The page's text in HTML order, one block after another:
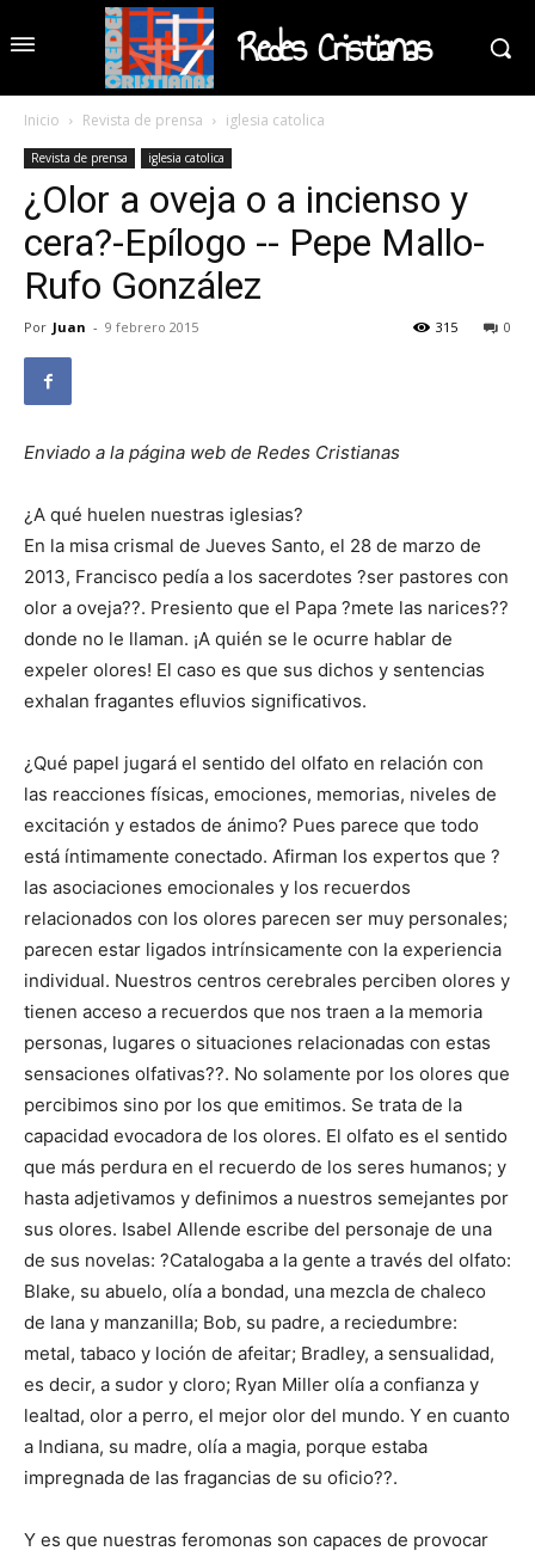
Redes Cristianas
Inicio Revista de prensa iglesia catolica
Revista de prensa iglesia catolica
¿Olor a oveja o a incienso y
cera?-Epílogo -- Pepe Mallo-
Rufo González
Por Juan - 9 febrero 2015 0
315
Enviado a la página web de Redes Cristianas
¿A qué huelen nuestras iglesias?
En la misa crismal de Jueves Santo, el 28 de marzo de
2013, Francisco pedía a los sacerdotes ?ser pastores con
olor a oveja??. Presiento que el Papa ?mete las narices??
donde no le llaman. ¡A quién se le ocurre hablar de
expeler olores! El caso es que sus dichos y sentencias
exhalan fragantes efluvios significativos.
¿Qué papel jugará el sentido del olfato en relación con
las reacciones físicas, emociones, memorias, niveles de
excitación y estados de ánimo? Pues parece que todo
está íntimamente conectado. Afirman los expertos que ?
las asociaciones emocionales y los recuerdos
relacionados con los olores parecen ser muy personales;
parecen estar ligados intrínsicamente con la experiencia
individual. Nuestros centros cerebrales perciben olores y
tienen acceso a recuerdos que nos traen a la memoria
personas, lugares o situaciones relacionadas con estas
sensaciones olfativas??. No solamente por los olores que
percibimos sino por los que emitimos. Se trata de la
capacidad evocadora de los olores. El olfato es el sentido
que más perdura en el recuerdo de los seres humanos; y
hasta adjetivamos y definimos a nuestros semejantes por
sus olores. Isabel Allende escribe del personaje de una
de sus novelas: ?Catalogaba a la gente a través del olfato:
Blake, su abuelo, olía a bondad, una mezcla de chaleco
de lana y manzanilla; Bob, su padre, a reciedumbre:
metal, tabaco y loción de afeitar; Bradley, a sensualidad,
es decir, a sudor y cloro; Ryan Miller olía a confianza y
lealtad, olor a perro, el mejor olor del mundo. Y en cuanto
a Indiana, su madre, olía a magia, porque estaba
impregnada de las fragancias de su oficio??.
Y es que nuestras feromonas son capaces de provocar